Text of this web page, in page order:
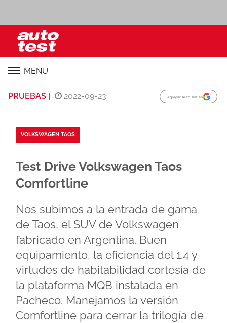
MENU
PRUEBAS | 2022-09-23 Agregar Auto Test en
VOLKSWAGEN TAOS
Test Drive Volkswagen Taos
Comfortline
Nos subimos a la entrada de gama
de Taos, el SUV de Volkswagen
fabricado en Argentina. Buen
equipamiento, la eficiencia del 1.4 y
virtudes de habitabilidad cortesía de
la plataforma MQB instalada en
Pacheco. Manejamos la versión
Comfortline para cerrar la trilogía de